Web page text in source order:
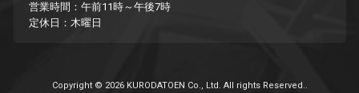
営業時間：午前11時～午後7時
定休日：木曜日
Copyright © 2026 KURODATOEN Co., Ltd. All rights Reserved..